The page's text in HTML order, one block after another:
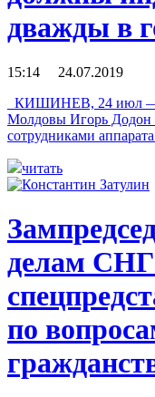
дважды в
15:14 24.07.2019
КИШИНЕВ, 24 июл —
Молдовы Игорь Додон
сотрудниками
читать
делам СНГ
по